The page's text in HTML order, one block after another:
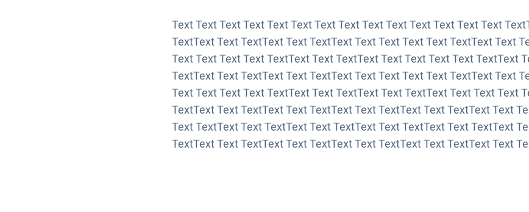
Text Text Text Text Text Text Text Text Text Text Text Text Text Text
TextText Text TextText Text TextText Text Text Text Text TextText Text
Text Text Text Text TextText Text TextText Text Text Text Text TextText
TextText Text TextText Text TextText Text Text Text Text TextText Text
Text Text Text Text TextText Text TextText Text TextText Text Text Text
TextText Text TextText Text TextText Text TextText Text TextText Text
Text TextText Text TextText Text TextText Text TextText Text TextText
TextText Text TextText Text TextText Text TextText Text TextText Text